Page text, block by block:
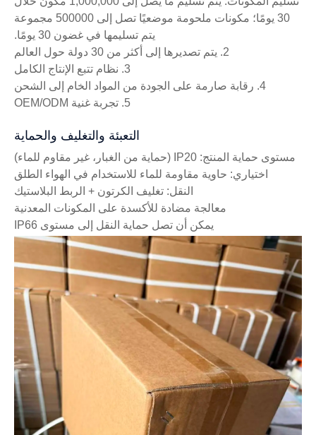
30 يومًا؛ مكونات ملحومة موضعيًا تصل إلى 500000 مجموعة
يتم تسليمها في غضون 30 يومًا.
2. يتم تصديرها إلى أكثر من 30 دولة حول العالم
3. نظام تتبع الإنتاج الكامل
4. رقابة صارمة على الجودة من المواد الخام إلى الشحن
5. تجربة غنية OEM/ODM
التعبئة والتغليف والحماية
مستوى حماية المنتج: IP20 (حماية من الغبار، غير مقاوم للماء)
اختياري: حاوية مقاومة للماء للاستخدام في الهواء الطلق
النقل: تغليف الكرتون + الربط البلاستيك
معالجة مضادة للأكسدة على المكونات المعدنية
يمكن أن تصل حماية النقل إلى مستوى IP66